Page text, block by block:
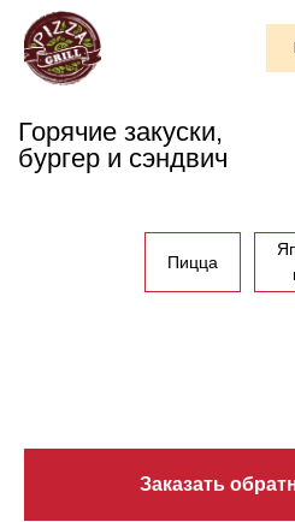
Горячие закуски,
бургер и сэндвич
Пицца
Заказать